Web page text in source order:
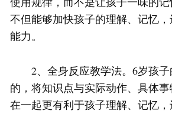
不但能够加快孩子的理解、记忆
能力。
2、全身反应教学法。6岁孩子
的，将知识点与实际动作、具体
在一起更有利于孩子理解、记忆